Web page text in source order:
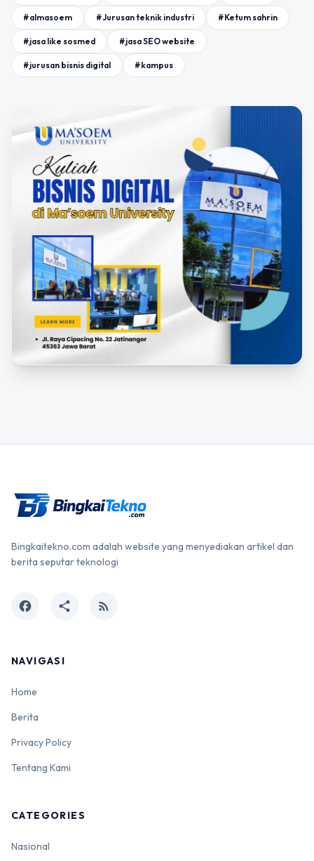
#almasoem #Jurusan teknik industri #Ketum sahrin
#jasa like sosmed #jasa SEO website
#jurusan bisnis digital #kampus
Bingkaitekno.com adalah website yang menyediakan artikel dan
berita seputar teknologi
facebook share rss_feed
NAVIGASI
Home
Berita
Privacy Policy
Tentang Kami
CATEGORIES
Nasional